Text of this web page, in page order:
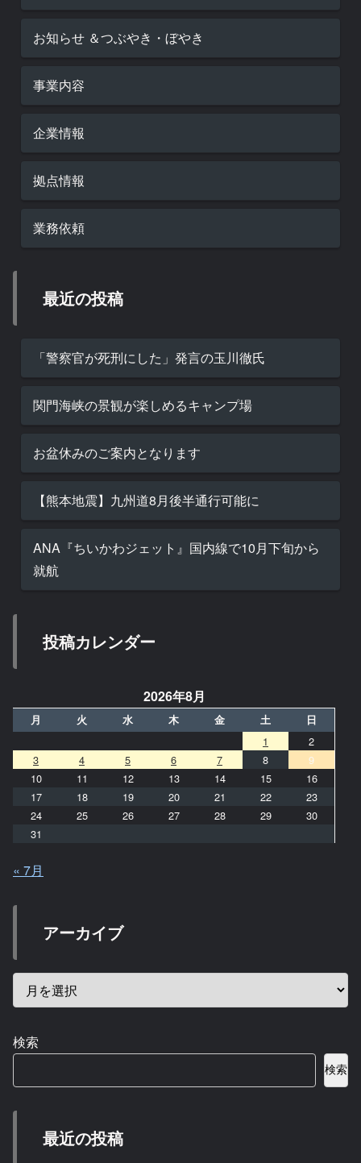
お知らせ ＆つぶやき・ぼやき
事業内容
企業情報
拠点情報
業務依頼
最近の投稿
「警察官が死刑にした」発言の玉川徹氏
関門海峡の景観が楽しめるキャンプ場
お盆休みのご案内となります
【熊本地震】九州道8月後半通行可能に
ANA『ちいかわジェット』国内線で10月下旬から
就航
投稿カレンダー
2026年8月
月 火 水 木 金 土 日
1
2
3
4 5 6 7 8
9
10
11 12 13 14 15
16
17
18 19 20 21 22
23
24
25 26 27 28 29
30
31
« 7月
アーカイブ
検索
検索
最近の投稿